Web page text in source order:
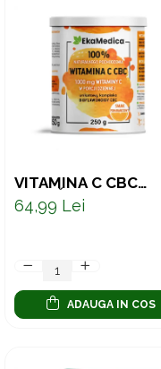
VITAMINA C CBC
PUDRĂ – VITAMINA C
NATURALĂ CU
64,99 Lei
ADAUGA IN COS